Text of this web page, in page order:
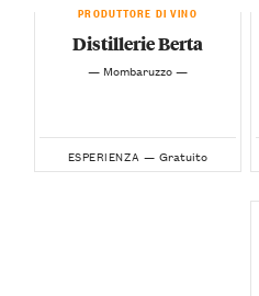
PRODUTTORE DI VINO
Distillerie Berta
— Mombaruzzo —
ESPERIENZA — Gratuito